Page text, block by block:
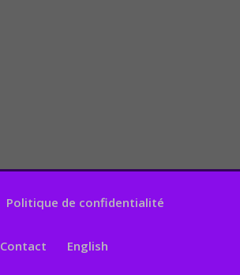
Politique de confidentialité
Contact English